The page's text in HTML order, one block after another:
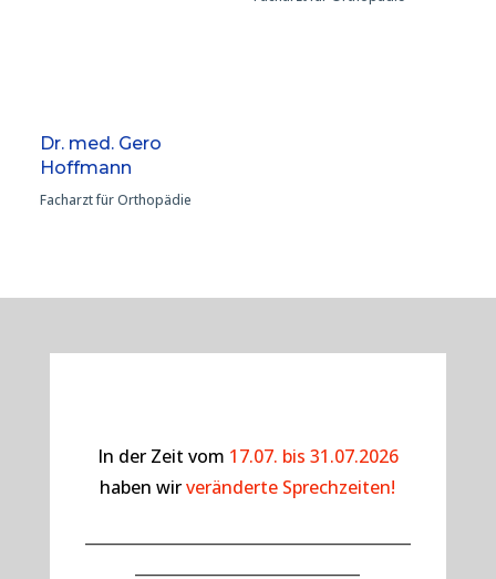
Dr. med. Gero
Hoffmann
Facharzt für Orthopädie
In der Zeit vom 17.07. bis 31.07.2026
haben wirveränderte Sprechzeiten!